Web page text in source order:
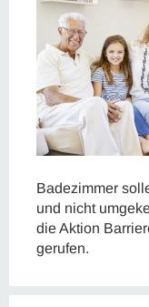
Badezimmer
und nicht
die Aktion
gerufen.